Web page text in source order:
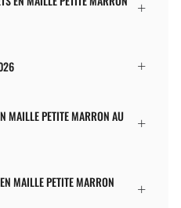
MAILLE PETITE MARRON AU
MAILLE PETITE MARRON